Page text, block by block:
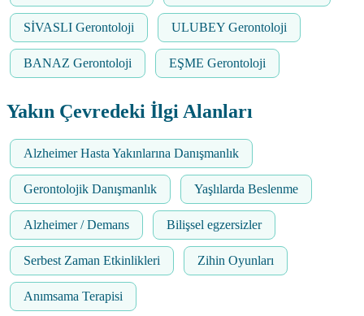
SİVASLI Gerontoloji ULUBEY Gerontoloji
BANAZ Gerontoloji EŞME Gerontoloji
Yakın Çevredeki İlgi Alanları
Alzheimer Hasta Yakınlarına Danışmanlık
Gerontolojik Danışmanlık Yaşlılarda Beslenme
Alzheimer / Demans Bilişsel egzersizler
Serbest Zaman Etkinlikleri Zihin Oyunları
Anımsama Terapisi